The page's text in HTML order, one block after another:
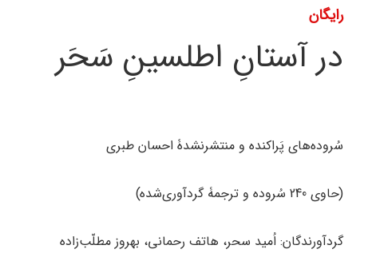
رایگان
در آستانِ اطلسینِ سَحَر
سُروده‌های پَراکنده و منتشرنشدۀ احسان طبری
(حاوی 240 سُروده و ترجمۀ گردآوری‌شده)
گردآورندگان: اُمید سحر، هاتف رحمانی، بهروز مطلّب‌زاده